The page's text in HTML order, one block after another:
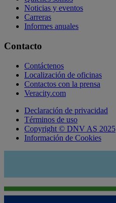
Noticias y eventos
Carreras
Informes anuales
Contacto
Contáctenos
Localización de oficinas
Contactos con la prensa
Veracity.com
Declaración de privacidad
Términos de uso
Copyright © DNV AS 2025
Información de Cookies